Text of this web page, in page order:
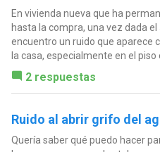
En vivienda nueva que ha
hasta la compra, una vez dada
encuentro un ruido que aparece
la casa, especialmente en el
2 respuestas
Ruido al abrir grifo del
Quería saber qué puedo hacer